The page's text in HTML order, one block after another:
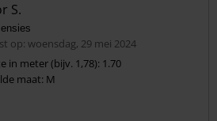
S.
op: woensdag, 29 mei 2024
in meter (bijv. 1,78): 1.70
maat: M